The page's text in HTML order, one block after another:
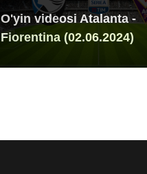
O'yin videosi Atalanta -
Fiorentina (02.06.2024)